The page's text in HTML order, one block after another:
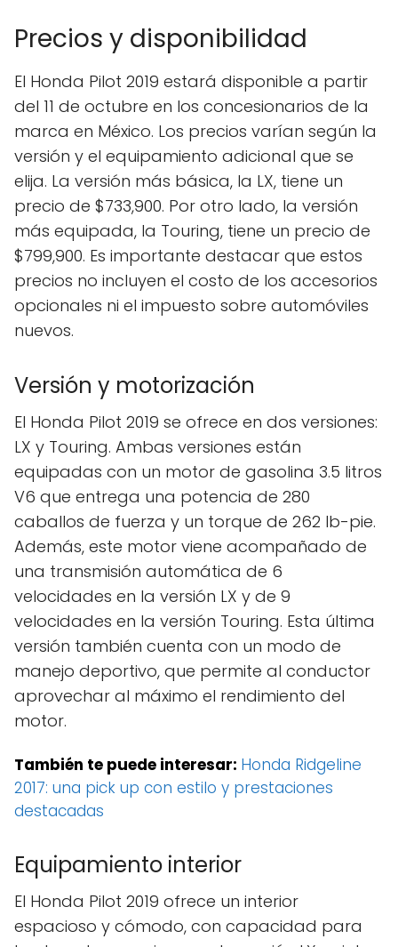
Precios y disponibilidad
El Honda Pilot 2019 estará disponible a partir
del 11 de octubre en los concesionarios de la
marca en México. Los precios varían según la
versión y el equipamiento adicional que se
elija. La versión más básica, la LX, tiene un
precio de $733,900. Por otro lado, la versión
más equipada, la Touring, tiene un precio de
$799,900. Es importante destacar que estos
precios no incluyen el costo de los accesorios
opcionales ni el impuesto sobre automóviles
nuevos.
Versión y motorización
El Honda Pilot 2019 se ofrece en dos versiones:
LX y Touring. Ambas versiones están
equipadas con un motor de gasolina 3.5 litros
V6 que entrega una potencia de 280
caballos de fuerza y un torque de 262 lb-pie.
Además, este motor viene acompañado de
una transmisión automática de 6
velocidades en la versión LX y de 9
velocidades en la versión Touring. Esta última
versión también cuenta con un modo de
manejo deportivo, que permite al conductor
aprovechar al máximo el rendimiento del
motor.
También te puede interesar: Honda Ridgeline
2017: una pick up con estilo y prestaciones
destacadas
Equipamiento interior
El Honda Pilot 2019 ofrece un interior
espacioso y cómodo, con capacidad para